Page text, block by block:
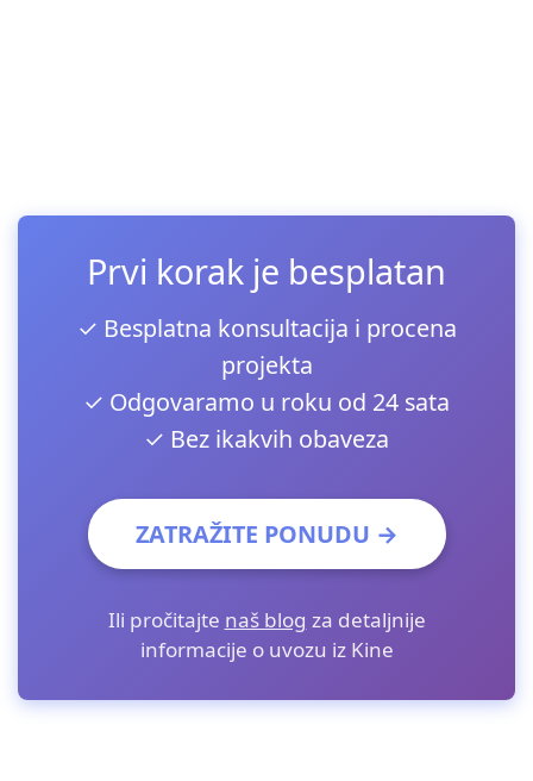
Prvi korak je besplatan
✓ Besplatna konsultacija i procena
projekta
✓ Odgovaramo u roku od 24 sata
✓ Bez ikakvih obaveza
ZATRAŽITE PONUDU →
Ili pročitajte naš blog za detaljnije
informacije o uvozu iz Kine